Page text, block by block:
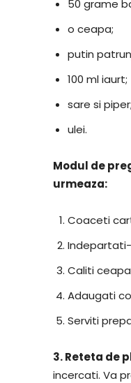
50 grame
o ceapa;
putin
100 ml iaurt;
sare si piper;
ulei.
Modul de
urmeaza:
Coaceti
Caliti
Adaugati
Serviti
3.Reteta de
incercati. Va